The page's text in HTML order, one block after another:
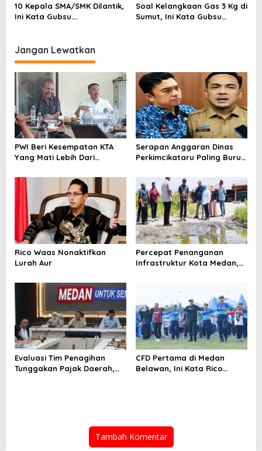
10 Kepala SMA/SMK Dilantik,
Ini Kata Gubsu….
Soal Kelangkaan Gas 3 Kg di
Sumut, Ini Kata Gubsu…
Jangan Lewatkan
PWI Beri Kesempatan KTA
Yang Mati Lebih Dari
Serapan Anggaran Dinas
Perkimcikataru Paling Buruk,
Dievaluasi
Rico Waas Nonaktifkan
Lurah Aur
Percepat Penanganan
Infrastruktur Kota Medan,
Evaluasi Tim Penagihan
Tunggakan Pajak Daerah,
CFD Pertama di Medan
Belawan, Ini Kata Rico
Tambah Komentar